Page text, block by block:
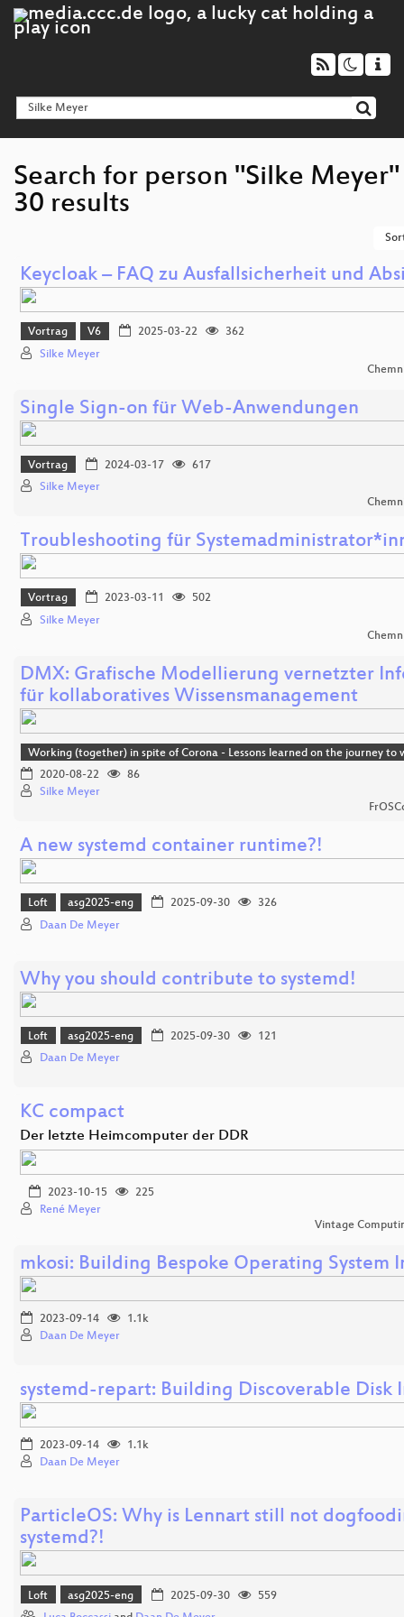
Search for person "Silke
30 results
Keycloak – FAQ zu Ausfallsicherheit und
Vortrag V6 2025-03-22
362
Silke Meyer
Single Sign-on für Web-Anwendungen
Vortrag 2024-03-17
617
Silke Meyer
Troubleshooting für
Vortrag 2023-03-11
502
Silke Meyer
DMX: Grafische Modellierung vernetzter
für kollaboratives Wissensmanagement
Working (together) in spite of Corona - Lessons learned on the journey to
2020-08-22
86
Silke Meyer
A new systemd container runtime?!
Loft asg2025-eng 2025-09-30
326
Daan De Meyer
Why you should contribute to systemd!
Loft asg2025-eng 2025-09-30
121
Daan De Meyer
KC compact
Der letzte Heimcomputer der DDR
2023-10-15
225
René Meyer
Vintage
mkosi: Building Bespoke Operating System
2023-09-14
1.1k
Daan De Meyer
systemd-repart: Building Discoverable Disk
2023-09-14
1.1k
Daan De Meyer
ParticleOS: Why is Lennart still not
systemd?!
Loft asg2025-eng 2025-09-30
559